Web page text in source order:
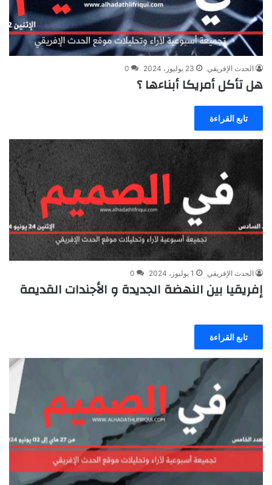
الحدث الإفريقي 23 يوليوز، 2024 0
هل تأكل أمريكا أبناءها ؟
تابع القراءة
الحدث الإفريقي 1 يوليوز، 2024 0
إفريقيا بين النهضة الجديدة و الأجندات القديمة
تابع القراءة